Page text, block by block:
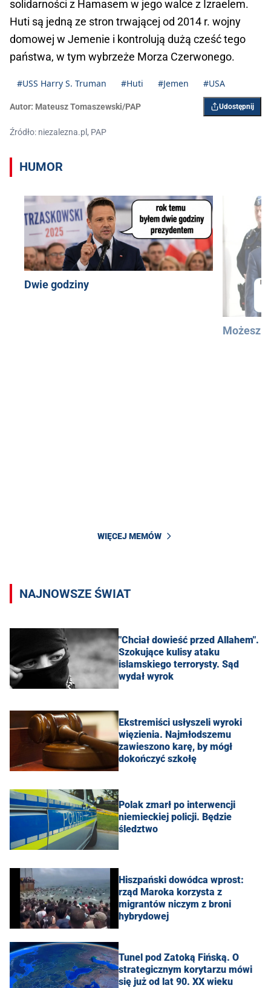
solidarności z Hamasem w jego walce z Izraelem.
Huti są jedną ze stron trwającej od 2014 r. wojny
domowej w Jemenie i kontrolują dużą cześć tego
państwa, w tym wybrzeże Morza Czerwonego.
#USS Harry S. Truman #Huti #Jemen #USA
Autor: Mateusz Tomaszewski/PAP Udostępnij
Źródło: niezalezna.pl, PAP
HUMOR
Dwie godziny
Możesz
WIĘCEJ MEMÓW
NAJNOWSZE ŚWIAT
"Chciał dowieść przed Allahem".
Szokujące kulisy ataku
islamskiego terrorysty. Sąd
wydał wyrok
Ekstremiści usłyszeli wyroki
więzienia. Najmłodszemu
zawieszono karę, by mógł
dokończyć szkołę
Polak zmarł po interwencji
niemieckiej policji. Będzie
śledztwo
Hiszpański dowódca wprost:
rząd Maroka korzysta z
migrantów niczym z broni
hybrydowej
Tunel pod Zatoką Fińską. O
strategicznym korytarzu mówi
się już od lat 90. XX wieku